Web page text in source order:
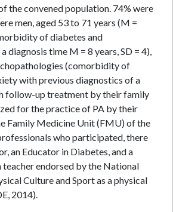
the convened population. 74% were
men, aged 53 to 71 years (M =
of diabetes and
diagnosis time M = 8 years, SD = 4),
(comorbidity of
with previous diagnostics of a
follow-up treatment by their family
for the practice of PA by their
Family Medicine Unit (FMU) of the
who participated, there
an Educator in Diabetes, and a
teacher endorsed by the National
Culture and Sport as a physical
2014).